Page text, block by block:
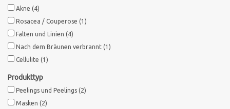
Mila d'Opiz
Bernard cassiere
Pascaud
Fusion Meso
Akne (4)
Rosacea / Couperose (1)
Falten und Linien (4)
Nach dem Bräunen verbrannt (1)
Cellulite (1)
Produkttyp
Peelings und Peelings (2)
Masken (2)